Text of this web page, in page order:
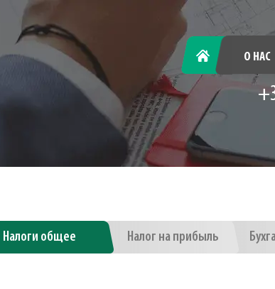
ГЛАВНАЯ О НАС
Налоги общее Налог на прибыль